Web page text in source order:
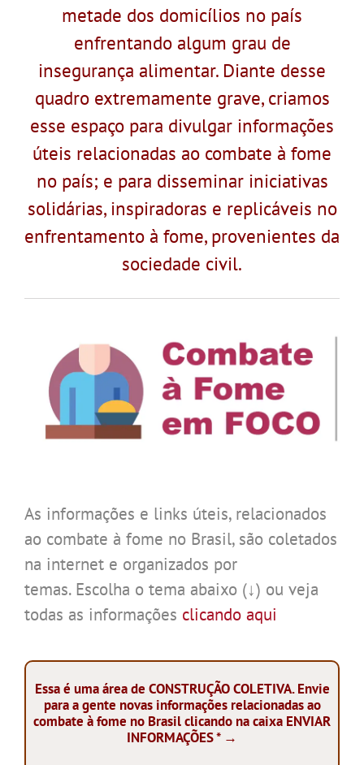
metade dos domicílios no país
enfrentando algum grau de
insegurança alimentar. Diante desse
quadro extremamente grave, criamos
esse espaço para divulgar informações
úteis relacionadas ao combate à fome
no país; e para disseminar iniciativas
solidárias, inspiradoras e replicáveis no
enfrentamento à fome, provenientes da
sociedade civil.
As informações e links úteis, relacionados
ao combate à fome no Brasil, são coletados
na internet e organizados por
temas. Escolha o tema abaixo (↓) ou veja
todas as informações clicando aqui
Essa é uma área de CONSTRUÇÃO COLETIVA. Envie
para a gente novas informações relacionadas ao
combate à fome no Brasil clicando na caixa ENVIAR
INFORMAÇÕES * →